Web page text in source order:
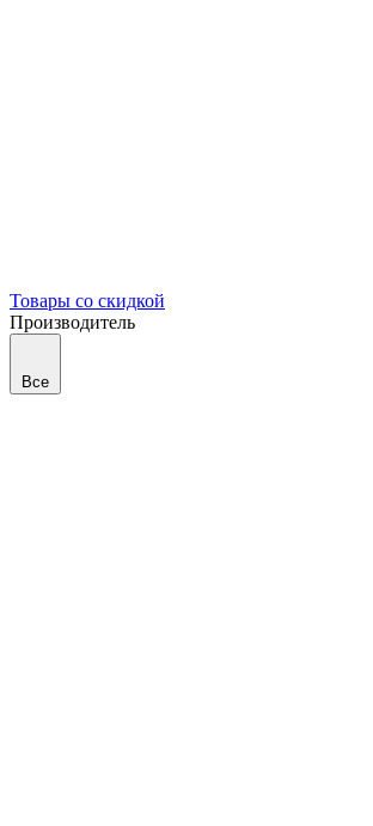
Товары со скидкой
Производитель
Все